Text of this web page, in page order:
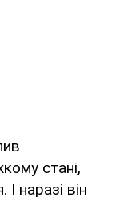
стані,
наразі він